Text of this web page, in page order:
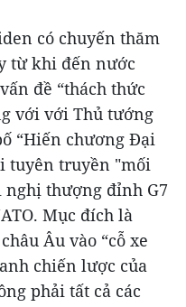
có chuyến thăm
từ khi đến nước
đề “thách thức
với với Thủ tướng
“Hiến chương Đại
tuyên truyền "mối
nghị thượng đỉnh G7
Mục đích là
Âu vào “cỗ xe
chiến lược của
phải tất cả các